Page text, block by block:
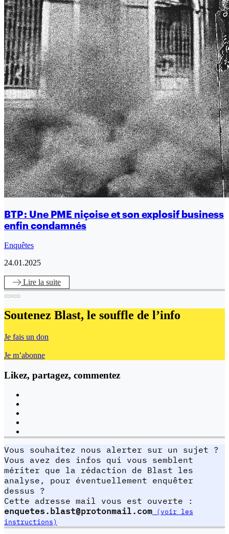
BTP : Une PME niçoise et son explosif business
enfin condamnés
Enquêtes
24.01.2025
Lire la suite
Soutenez Blast, le souffle de l’info
Je fais un don
Je m’abonne
Likez, partagez, commentez
Vous souhaitez nous alerter sur un sujet ?
Vous avez des infos qui vous semblent
mériter que la rédaction de Blast les
analyse, pour éventuellement enquêter
dessus ?
Cette adresse mail vous est ouverte :
enquetes.blast@protonmail.com (voir les
instructions)